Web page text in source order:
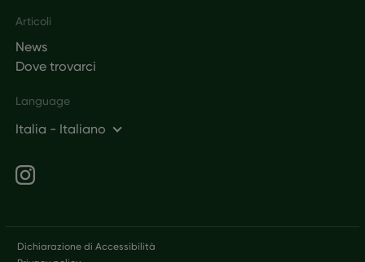
Articoli
News
Dove trovarci
Language
Italia - Italiano
Legal
Dichiarazione di Accessibilità